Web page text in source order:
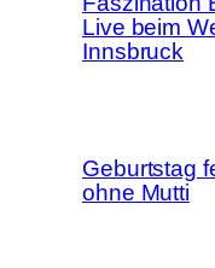
Live beim
Innsbruck
Geburtstag
ohne Mutti